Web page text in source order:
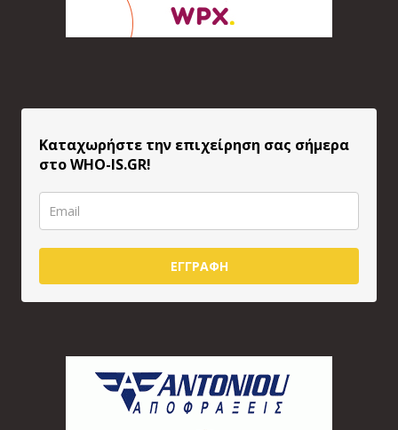
Καταχωρήστε την επιχείρηση σας σήμερα
στο WHO-IS.GR!
ΕΓΓΡΑΦΗ